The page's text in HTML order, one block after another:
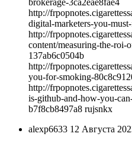
http://
digital-marketers-you-
http://
content/measuring-the-roi-
137ab6c0504b
http://
you-for-smoking-
http://
is-github-and-how-you-
b7f8cb8497a8 rujsnkx
alexp6633 12 Августа